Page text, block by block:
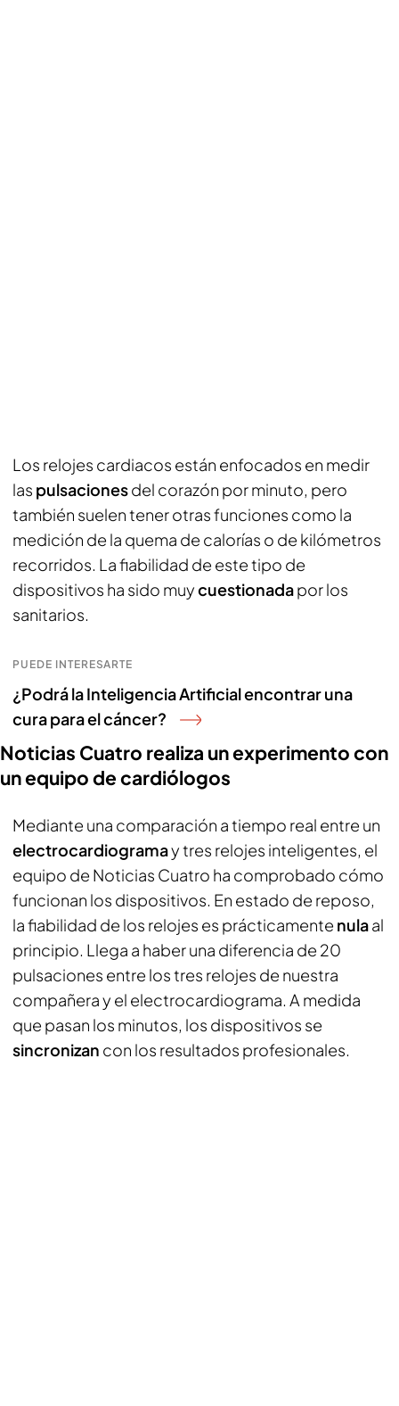
Los relojes cardiacos están enfocados en medir
las pulsacionesdel corazón por minuto, pero
también suelen tener otras funciones como la
medición de la quema de calorías o de kilómetros
recorridos. La fiabilidad de este tipo de
dispositivos ha sido muycuestionadapor los
sanitarios.
PUEDE INTERESARTE
¿Podrá la Inteligencia Artificial encontrar una
cura para el cáncer?
Noticias Cuatro realiza un experimento con
un equipo de cardiólogos
Mediante una comparación a tiempo real entre un
electrocardiogramay tres relojes inteligentes, el
equipo de Noticias Cuatro ha comprobado cómo
funcionan los dispositivos. En estado de reposo,
la fiabilidad de los relojes es prácticamente nulaal
principio. Llega a haber una diferencia de 20
pulsaciones entre los tres relojes de nuestra
compañera y el electrocardiograma. A medida
que pasan los minutos, los dispositivos se
sincronizan con los resultados profesionales.